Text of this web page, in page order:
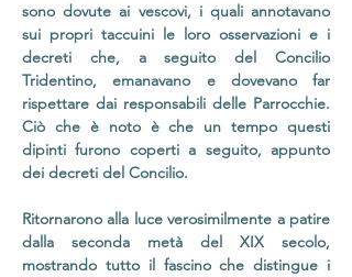
sono dovute ai vescovi, i quali annotavano
sui propri taccuini le loro osservazioni e i
decreti che, a seguito del Concilio
Tridentino, emanavano e dovevano far
rispettare dai responsabili delle Parrocchie.
Ciò che è noto è che un tempo questi
dipinti furono coperti a seguito, appunto
dei decreti del Concilio.
Ritornarono alla luce verosimilmente a patire
dalla seconda metà del XIX secolo,
mostrando tutto il fascino che distingue i